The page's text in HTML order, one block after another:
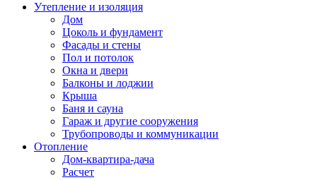
Утепление и изоляция
Дом
Цоколь и фундамент
Фасады и стены
Пол и потолок
Окна и двери
Балконы и лоджии
Крыша
Баня и сауна
Гараж и другие сооружения
Трубопроводы и коммуникации
Отопление
Дом-квартира-дача
Расчет